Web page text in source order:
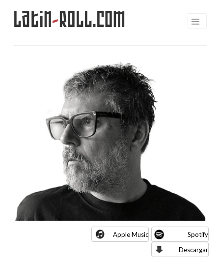
Saltar
Latin-Roll.com
Apple Music
Spotify
Descargar